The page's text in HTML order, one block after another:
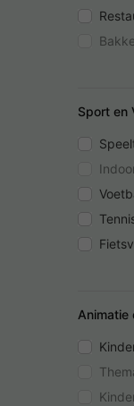
Sport en
Animatie